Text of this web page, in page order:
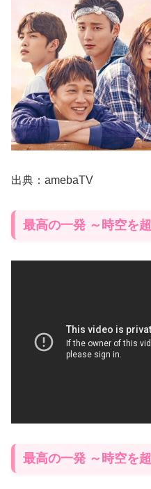
出典：amebaTV
最高の一発 ～時空を
最高の一発 ～時空を